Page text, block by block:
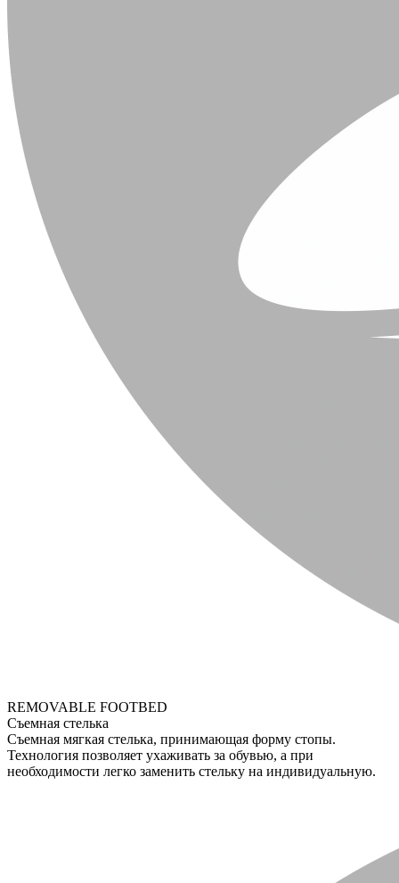
REMOVABLE FOOTBED
Съемная стелька
Съемная мягкая стелька, принимающая форму стопы.
Технология позволяет ухаживать за обувью, а при
необходимости легко заменить стельку на индивидуальную.